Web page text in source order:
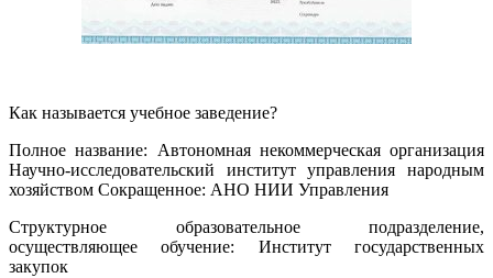
Как называется учебное заведение?
Полное название: Автономная некоммерческая организация
Научно-исследовательский институт управления народным
хозяйством Сокращенное: АНО НИИ Управления
Структурное образовательное подразделение,
осуществляющее обучение: Институт государственных
закупок